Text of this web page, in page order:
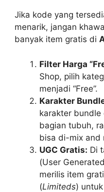
Jika kode yang
menarik, jangan
banyak item gratis di
Filter Harga
Shop, pilih
menjadi “Free”.
Karakter
karakter bundle
bagian tubuh,
bisa di-mix and
UGC Gratis: Di
(User
merilis item
(Limiteds)